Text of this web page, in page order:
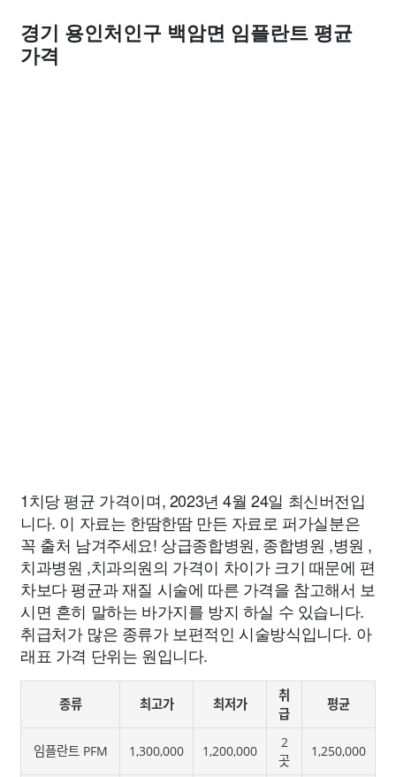
경기 용인처인구 백암면 임플란트 평균
가격
1치당 평균 가격이며, 2023년 4월 24일 최신버전입
니다. 이 자료는 한땀한땀 만든 자료로 퍼가실분은
꼭 출처 남겨주세요! 상급종합병원, 종합병원 ,병원 ,
치과병원 ,치과의원의 가격이 차이가 크기 때문에 편
차보다 평균과 재질 시술에 따른 가격을 참고해서 보
시면 흔히 말하는 바가지를 방지 하실 수 있습니다.
취급처가 많은 종류가 보편적인 시술방식입니다. 아
래표 가격 단위는 원입니다.
종류 최고가 최저가
취
급
평균
임플란트 PFM 1,300,000 1,200,000
2
곳
1,250,000